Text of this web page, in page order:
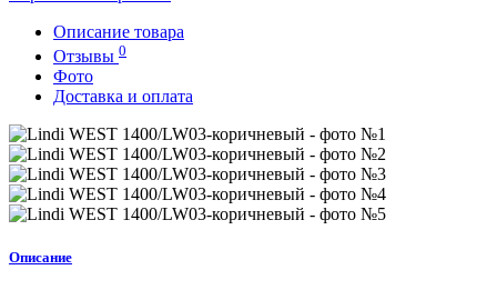
Описание товара
Отзывы 0
Фото
Доставка и оплата
Описание